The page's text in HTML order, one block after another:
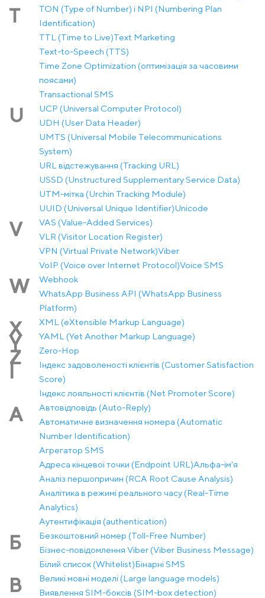
T
TON (Type of Number) і NPI (Numbering Plan
Identification)
TTL (Time to Live)Text Marketing
Text-to-Speech (TTS)
Time Zone Optimization (оптимізація за часовими
поясами)
Transactional SMS
U
UCP (Universal Computer Protocol)
UDH (User Data Header)
UMTS (Universal Mobile Telecommunications
System)
URL відстежування (Tracking URL)
USSD (Unstructured Supplementary Service Data)
UTM-мітка (Urchin Tracking Module)
UUID (Universal Unique Identifier)Unicode
V
VAS (Value-Added Services)
VLR (Visitor Location Register)
VPN (Virtual Private Network)Viber
VoIP (Voice over Internet Protocol)Voice SMS
W
Webhook
WhatsApp Business API (WhatsApp Business
Platform)
X XML (eXtensible Markup Language)
Y YAML (Yet Another Markup Language)
Z Zero-Hop
І
Індекс задоволеності клієнтів (Customer Satisfaction
Score)
Індекс лояльності клієнтів (Net Promoter Score)
А
Автовідповідь (Auto-Reply)
Автоматичне визначення номера (Automatic
Number Identification)
Агрегатор SMS
Адреса кінцевої точки (Endpoint URL)Альфа-ім'я
Аналіз першопричин (RCA Root Cause Analysis)
Аналітика в режимі реального часу (Real-Time
Analytics)
Аутентифікація (authentication)
Б
Безкоштовний номер (Toll-Free Number)
Бізнес-повідомлення Viber (Viber Business Message)
Білий список (Whitelist)Бінарні SMS
В
Великі мовні моделі (Large language models)
Виявлення SIM-боксів (SIM-box detection)